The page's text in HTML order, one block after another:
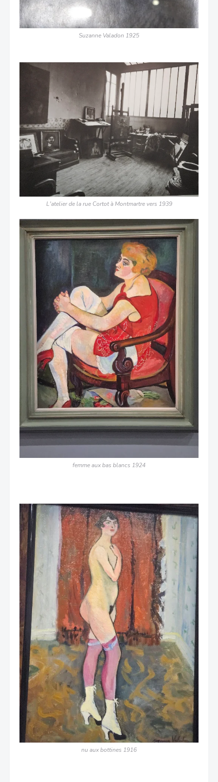
Suzanne Valadon 1925
L'atelier de la rue Cortot à Montmartre vers 1939
femme aux bas blancs 1924
nu aux bottines 1916